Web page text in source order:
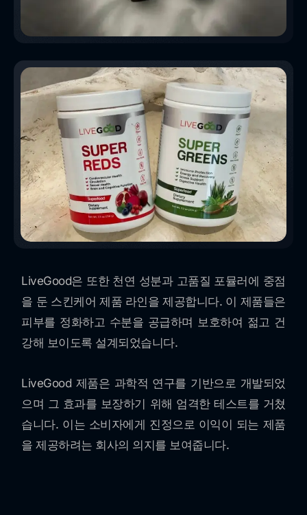
LiveGood은 또한 천연 성분과 고품질 포뮬러에 중점
을 둔 스킨케어 제품 라인을 제공합니다. 이 제품들은
피부를 정화하고 수분을 공급하며 보호하여 젊고 건
강해 보이도록 설계되었습니다.
LiveGood 제품은 과학적 연구를 기반으로 개발되었
으며 그 효과를 보장하기 위해 엄격한 테스트를 거쳤
습니다. 이는 소비자에게 진정으로 이익이 되는 제품
을 제공하려는 회사의 의지를 보여줍니다.